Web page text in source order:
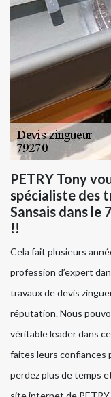
PETRY Tony
spécialiste des
Sansais dans le
!!
Cela fait plusieurs
profession d’expert
travaux de devis
réputation. Nous
véritable leader dans
faites leurs confiances
perdez plus de temps